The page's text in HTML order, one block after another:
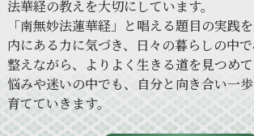
法華経の教えを大切にしています。
「南無妙法蓮華経」と唱える題目の実践を
内にある力に気づき、 日々の暮らしの中で
整えながら、
より よく 生きる道を見つめ
悩みや迷いの中でも、 自分と向き合い一
育てていきます。